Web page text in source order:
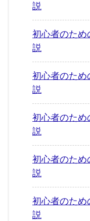
説
初心者のた
説
初心者のた
説
初心者のた
説
初心者のた
説
初心者のた
説